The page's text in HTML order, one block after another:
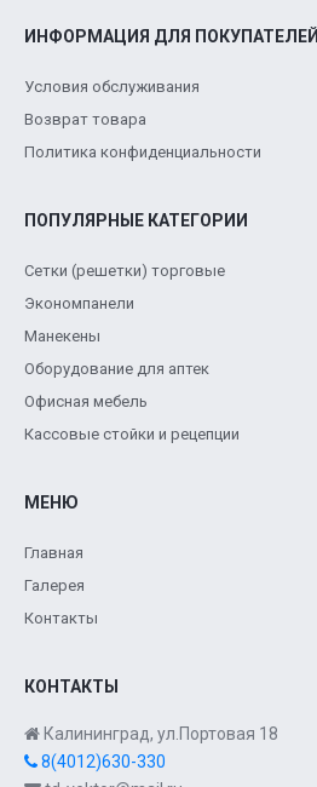
ИНФОРМАЦИЯ ДЛЯ ПОКУПАТЕЛЕЙ
Условия обслуживания
Возврат товара
Политика конфиденциальности
ПОПУЛЯРНЫЕ КАТЕГОРИИ
Сетки (решетки) торговые
Экономпанели
Манекены
Оборудование для аптек
Офисная мебель
Кассовые стойки и рецепции
МЕНЮ
Главная
Галерея
Контакты
КОНТАКТЫ
Калининград, ул.Портовая 18
8(4012)630-330